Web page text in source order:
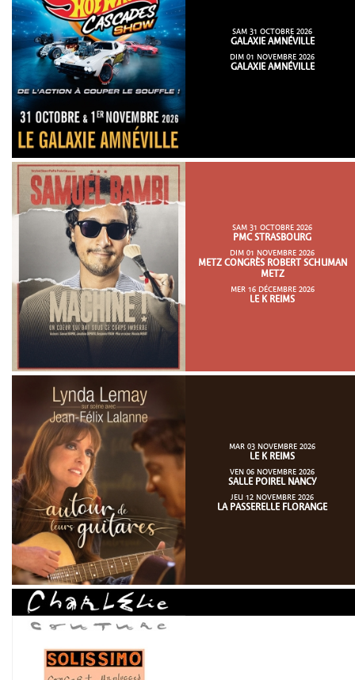
SAM 31 OCTOBRE 2026
GALAXIE AMNÉVILLE
DIM 01 NOVEMBRE 2026
GALAXIE AMNÉVILLE
SAM 31 OCTOBRE 2026
PMC STRASBOURG
DIM 01 NOVEMBRE 2026
METZ CONGRÈS ROBERT SCHUMAN
METZ
MER 16 DÉCEMBRE 2026
LE K REIMS
MAR 03 NOVEMBRE 2026
LE K REIMS
VEN 06 NOVEMBRE 2026
SALLE POIREL NANCY
JEU 12 NOVEMBRE 2026
LA PASSERELLE FLORANGE